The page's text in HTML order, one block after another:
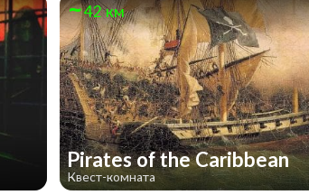
42 км
Pirates of the Caribbean
Квест-комната